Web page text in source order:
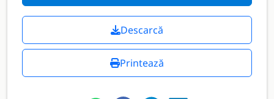
Descarcă
Printează